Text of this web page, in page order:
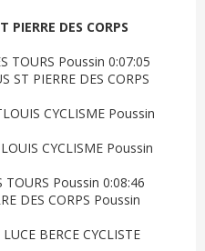
DES CORPS
TOURS Poussin 0:07:05
ST PIERRE DES CORPS
CYCLISME Poussin
CYCLISME Poussin
TOURS Poussin 0:08:46
DES CORPS Poussin
BERCE CYCLISTE